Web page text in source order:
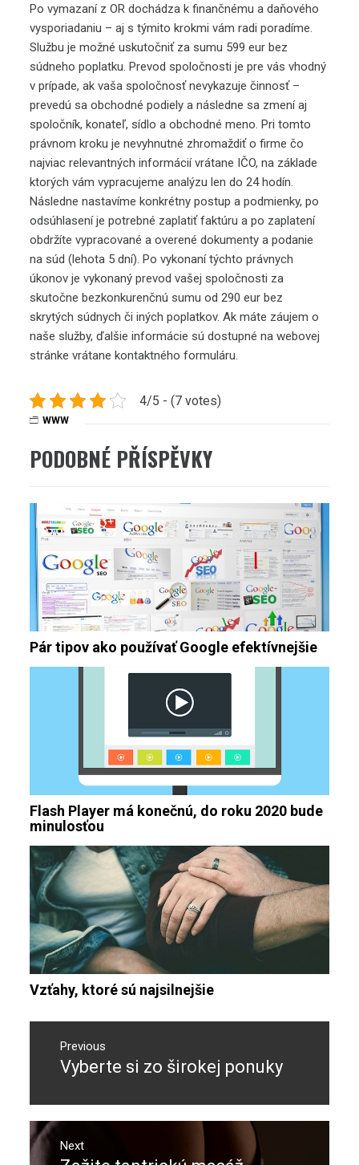
Po vymazaní z OR dochádza k finančnému a daňového
vysporiadaniu – aj s týmito krokmi vám radi poradíme.
Službu je možné uskutočniť za sumu 599 eur bez
súdneho poplatku. Prevod spoločnosti je pre vás vhodný
v prípade, ak vaša spoločnosť nevykazuje činnosť –
prevedú sa obchodné podiely a následne sa zmení aj
spoločník, konateľ, sídlo a obchodné meno. Pri tomto
právnom kroku je nevyhnutné zhromaždiť o firme čo
najviac relevantných informácií vrátane IČO, na základe
ktorých vám vypracujeme analýzu len do 24 hodín.
Následne nastavíme konkrétny postup a podmienky, po
odsúhlasení je potrebné zaplatiť faktúru a po zaplatení
obdržíte vypracované a overené dokumenty a podanie
na súd (lehota 5 dní). Po vykonaní týchto právnych
úkonov je vykonaný prevod vašej spoločnosti za
skutočne bezkonkurenčnú sumu od 290 eur bez
skrytých súdnych či iných poplatkov. Ak máte záujem o
naše služby, ďalšie informácie sú dostupné na webovej
stránke vrátane kontaktného formuláru.
4/5 - (7 votes)
WWW
PODOBNÉ PŘÍSPĚVKY
Pár tipov ako používať Google efektívnejšie
Flash Player má konečnú, do roku 2020 bude
minulosťou
Vzťahy, ktoré sú najsilnejšie
Navigace
příspěvek
Previous
Previous
Vyberte si zo širokej ponuky
Next